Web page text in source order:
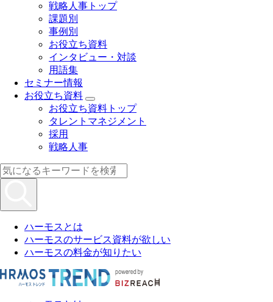
戦略人事トップ
課題別
事例別
お役立ち資料
インタビュー・対談
用語集
セミナー情報
お役立ち資料
お役立ち資料トップ
タレントマネジメント
採用
戦略人事
ハーモスとは
ハーモスのサービス資料が欲しい
ハーモスの料金が知りたい